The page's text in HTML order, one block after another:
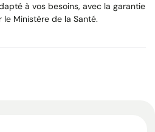
à vos besoins, avec la garantie
Ministère de la Santé.